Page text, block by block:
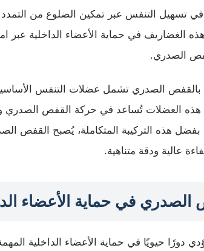
تسهيل التنفس عبر تمكين الضلوع من التمدد
الغضاريف في حماية الأعضاء الداخلية عبر
الصدري.
بالقفص الصدري تشمل عضلات التنفس
هذه العضلات تُساعد في حركة القفص
بفضل هذه التركيبة المتكاملة، يُصبح القفص
عالية ودقة متناهية.
الصدري في حماية الأعضاء
دورًا حيويًا في حماية الأعضاء الداخلية